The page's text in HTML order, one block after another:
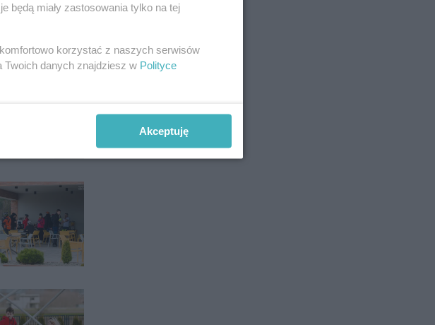
będą miały zastosowania tylko na tej
korzystać z naszych serwisów
Twoich danych znajdziesz w Polityce
Akceptuję